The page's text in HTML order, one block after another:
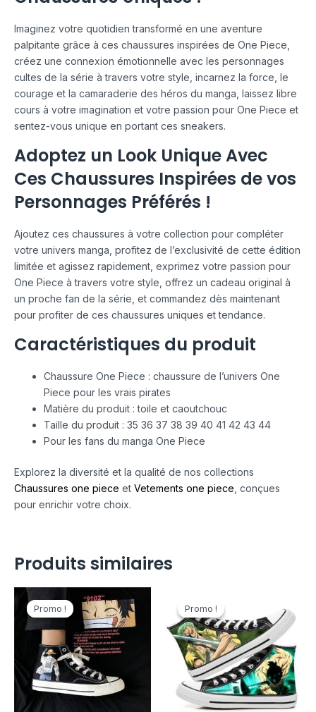
Imaginez votre quotidien transformé en une aventure
palpitante grâce à ces chaussures inspirées de One Piece,
créez une connexion émotionnelle avec les personnages
cultes de la série à travers votre style, incarnez la force, le
courage et la camaraderie des héros du manga, laissez libre
cours à votre imagination et votre passion pour One Piece et
sentez-vous unique en portant ces sneakers.
Adoptez un Look Unique Avec
Ces Chaussures Inspirées de vos
Personnages Préférés !
Ajoutez ces chaussures à votre collection pour compléter
votre univers manga, profitez de l’exclusivité de cette édition
limitée et agissez rapidement, exprimez votre passion pour
One Piece à travers votre style, offrez un cadeau original à
un proche fan de la série, et commandez dès maintenant
pour profiter de ces chaussures uniques et tendance.
Caractéristiques du produit
Chaussure One Piece : chaussure de l’univers One
Piece pour les vrais pirates
Matière du produit : toile et caoutchouc
Taille du produit : 35 36 37 38 39 40 41 42 43 44
Pour les fans du manga One Piece
Explorez la diversité et la qualité de nos collections
Chaussures one piece et Vetements one piece , conçues
pour enrichir votre choix.
Produits similaires
Promo !
Promo !
Le
prix
initial
70,85€.
Le
prix
actuel
est :
49,90€.
Promo !
Promo !
initial
était :
56,65€.
est :
39,90€.